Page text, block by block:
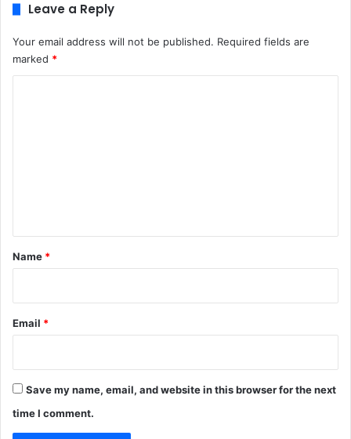
Leave a Reply
Your email address will not be published. Required fields are
marked *
*
Name *
Email *
Save my name, email, and website in this browser for the next
time I comment.